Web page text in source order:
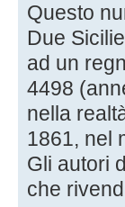
Questo
Due
ad un
4498
nella
1861, nel
Gli autori
che